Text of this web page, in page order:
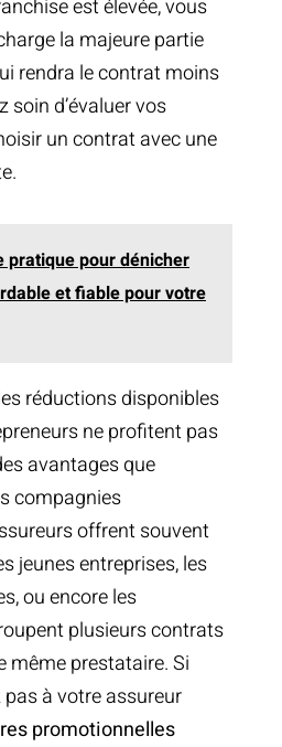
est élevée, vous
la majeure partie
rendra le contrat moins
soin d’évaluer vos
un contrat avec une
pratique pour dénicher
et fiable pour votre
réductions disponibles
ne profitent pas
avantages que
compagnies
offrent souvent
jeunes entreprises, les
ou encore les
plusieurs contrats
même prestataire. Si
à votre assureur
promotionnelles